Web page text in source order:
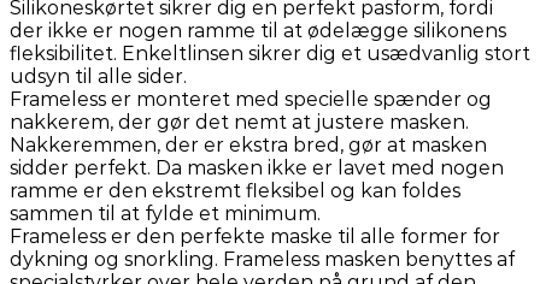
Silikoneskørtet sikrer dig en perfekt pasform, fordi
der ikke er nogen ramme til at ødelægge silikonens
fleksibilitet. Enkeltlinsen sikrer dig et usædvanlig stort
udsyn til alle sider.
Frameless er monteret med specielle spænder og
nakkerem, der gør det nemt at justere masken.
Nakkeremmen, der er ekstra bred, gør at masken
sidder perfekt. Da masken ikke er lavet med nogen
ramme er den ekstremt fleksibel og kan foldes
sammen til at fylde et minimum.
Frameless er den perfekte maske til alle former for
dykning og snorkling. Frameless masken benyttes af